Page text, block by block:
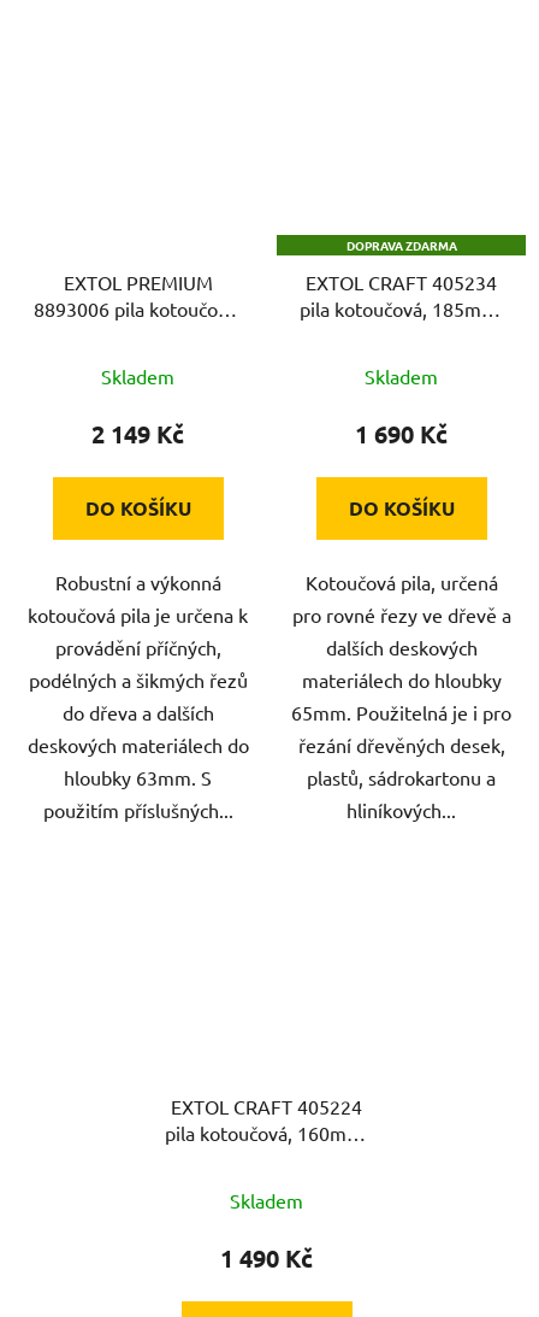
EXTOL PREMIUM
8893006 pila kotoučová,
Skladem
2 149 Kč
DO KOŠÍKU
Robustní a výkonná
kotoučová pila je určena k
provádění příčných,
podélných a šikmých řezů
do dřeva a dalších
deskových materiálech do
hloubky 63mm. S
použitím příslušných...
DOPRAVA ZDARMA
EXTOL CRAFT 405234
pila kotoučová, 185mm,
Skladem
1 690 Kč
DO KOŠÍKU
Kotoučová pila, určená
pro rovné řezy ve dřevě a
dalších deskových
materiálech do hloubky
65mm. Použitelná je i pro
řezání dřevěných desek,
plastů, sádrokartonu a
hliníkových...
EXTOL CRAFT 405224
pila kotoučová, 160mm,
Skladem
1 490 Kč